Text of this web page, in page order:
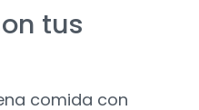
tus
comida con